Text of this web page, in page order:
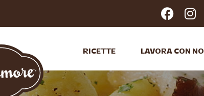
RICETTE LAVORA CON NOI